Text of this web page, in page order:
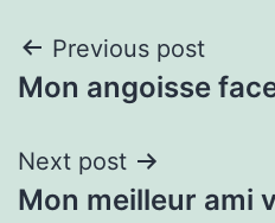
Navigation
de
l'article
Previous post
Mon angoisse
Next post
Mon meilleur ami